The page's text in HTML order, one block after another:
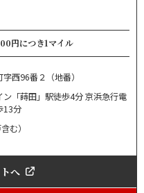
円につき1マイル
西96番２（地番）
「蒔田」駅徒歩4分 京浜急行電
13分
む）
へ